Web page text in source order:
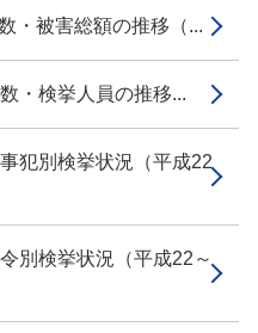
・被害総額の推移（...
・検挙人員の推移...
犯別検挙状況（平成22
別検挙状況（平成22～